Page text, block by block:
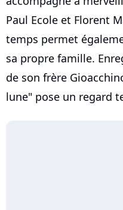
Paul Ecole et Florent
temps permet
sa propre famille.
de son frère
lune" pose un regard